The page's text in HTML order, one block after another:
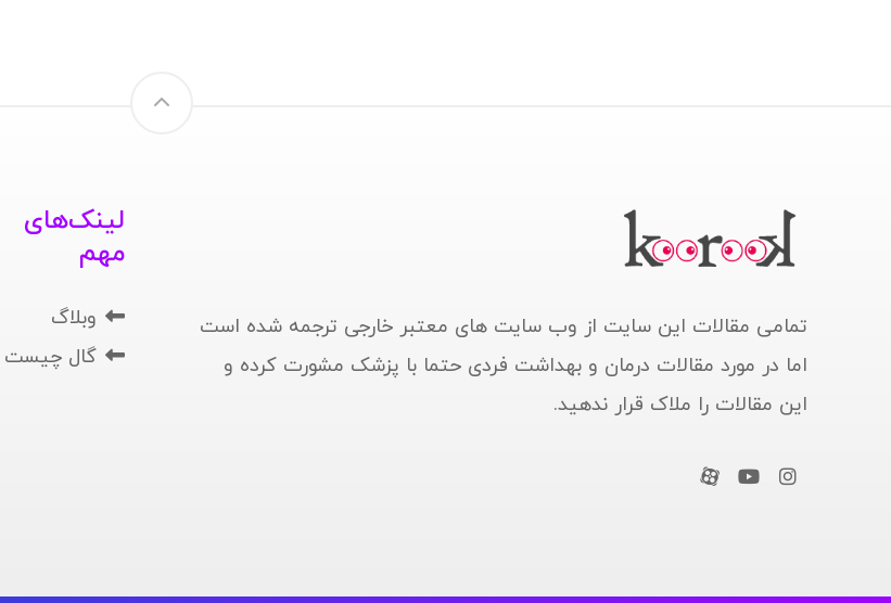
تمامی مقالات این سایت از وب سایت های معتبر خارجی ترجمه شده است
اما در مورد مقالات درمان و بهداشت فردی حتما با پزشک مشورت کرده و
این مقالات را ملاک قرار ندهید.
لینک‌های
مهم
وبلاگ
گال چیست